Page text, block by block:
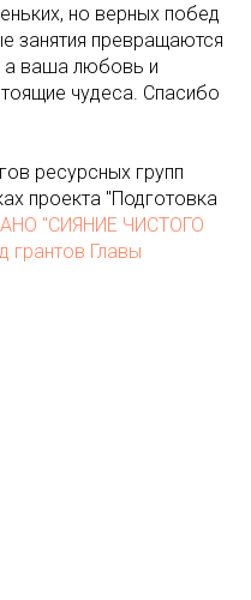
но верных побед
занятия превращаются
а ваша любовь и
чудеса. Спасибо
ресурсных групп
проекта "Подготовка
АНО "СИЯНИЕ ЧИСТОГО
грантов Главы